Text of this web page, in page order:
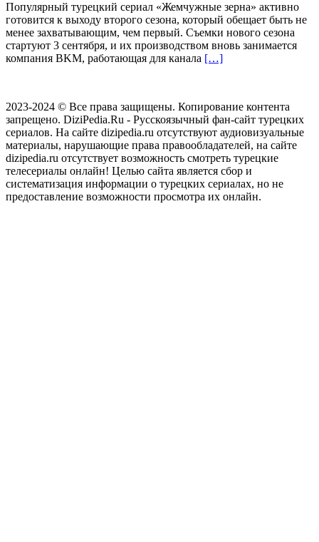
Популярный турецкий сериал «Жемчужные зерна» активно
готовится к выходу второго сезона, который обещает быть не
менее захватывающим, чем первый. Съемки нового сезона
стартуют 3 сентября, и их производством вновь занимается
компания BKM, работающая для канала […]
2023-2024 © Все права защищены. Копирование контента
запрещено. DiziPedia.Ru - Русскоязычный фан-сайт турецких
сериалов. На сайте dizipedia.ru отсутствуют аудиовизуальные
материалы, нарушающие права правообладателей, на сайте
dizipedia.ru отсутствует возможность смотреть турецкие
телесериалы онлайн! Целью сайта является сбор и
систематизация информации о турецких сериалах, но не
предоставление возможности просмотра их онлайн.